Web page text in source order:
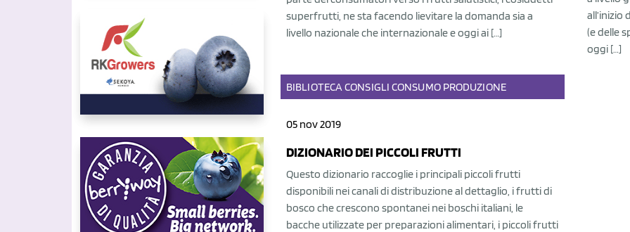
superfrutti, ne sta facendo lievitare la domanda sia a
livello nazionale che internazionale e oggi ai […]
(e delle
oggi […]
BIBLIOTECACONSIGLI CONSUMO PRODUZIONE
05 nov 2019
DIZIONARIO DEI PICCOLI FRUTTI
Questo dizionario raccoglie i principali piccoli frutti
disponibili nei canali di distribuzione al dettaglio, i frutti di
bosco che crescono spontanei nei boschi italiani, le
bacche utilizzate per preparazioni alimentari, i piccoli frutti